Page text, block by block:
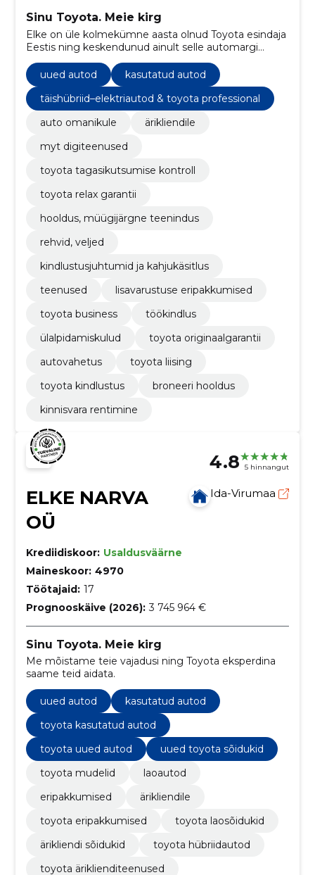
Sinu Toyota. Meie kirg
Elke on üle kolmekümne aasta olnud Toyota esindaja
Eestis ning keskendunud ainult selle automargi
Toyota asjatundjatega.
uued autod
kasutatud autod
täishübriid–elektriautod & toyota professional
auto omanikule
ärikliendile
myt digiteenused
toyota tagasikutsumise kontroll
toyota relax garantii
hooldus, müügijärgne teenindus
rehvid, veljed
kindlustusjuhtumid ja kahjukäsitlus
teenused
lisavarustuse eripakkumised
toyota business
töökindlus
ülalpidamiskulud
toyota originaalgarantii
autovahetus
toyota liising
toyota kindlustus
broneeri hooldus
kinnisvara rentimine
4.8 5 hinnangut
ELKE NARVA
OÜ
Ida-Virumaa
Krediidiskoor: Usaldusväärne
Maineskoor: 4970
Töötajaid: 17
Prognooskäive (2026): 3 745 964 €
Sinu Toyota. Meie kirg
Me mõistame teie vajadusi ning Toyota eksperdina
saame teid aidata.
uued autod
kasutatud autod
toyota kasutatud autod
toyota uued autod
uued toyota sõidukid
toyota mudelid
laoautod
eripakkumised
ärikliendile
toyota eripakkumised
toyota laosõidukid
ärikliendi sõidukid
toyota hübriidautod
toyota äriklienditeenused